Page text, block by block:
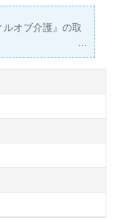
オブ介護』の取
いたします。